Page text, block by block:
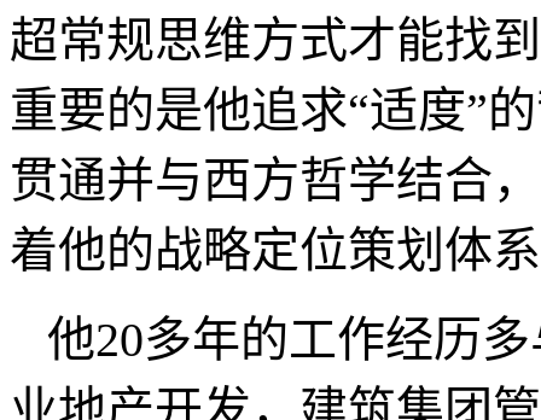
文学（含堪舆）、社会
学，艺术设计学、营销
威学者地位，他是彻头
是变”的社会大背景下，
越复杂，单一思维模式
独特的视角观察、认知